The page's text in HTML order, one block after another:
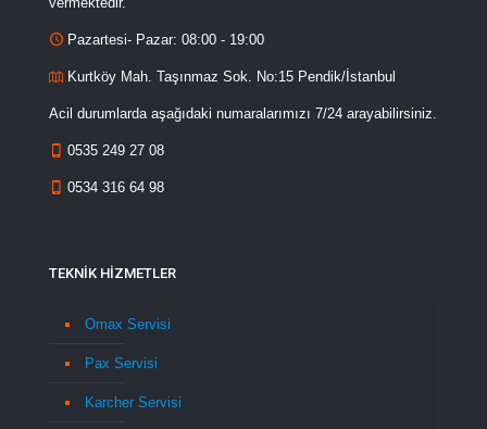
Pazartesi- Pazar: 08:00 - 19:00
Kurtköy Mah. Taşınmaz Sok. No:15 Pendik/İstanbul
Acil durumlarda aşağıdaki numaralarımızı 7/24 arayabilirsiniz.
0535 249 27 08
0534 316 64 98
TEKNİK HİZMETLER
Omax Servisi
Pax Servisi
Karcher Servisi